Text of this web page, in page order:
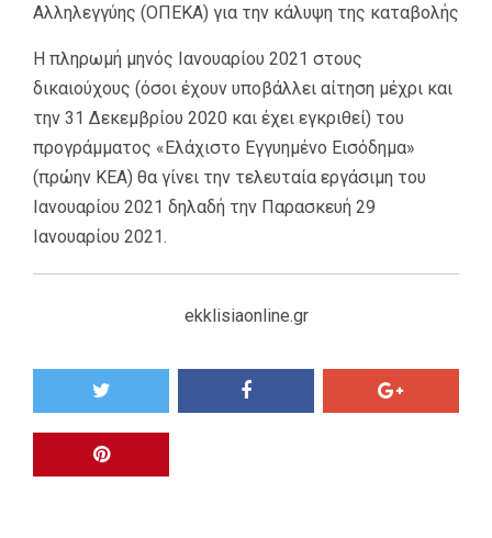
Αλληλεγγύης (ΟΠΕΚΑ) για την κάλυψη της καταβολής
Η πληρωμή μηνός Ιανουαρίου 2021 στους
δικαιούχους (όσοι έχουν υποβάλλει αίτηση μέχρι και
την 31 Δεκεμβρίου 2020 και έχει εγκριθεί) του
προγράμματος «Ελάχιστο Εγγυημένο Εισόδημα»
(πρώην ΚΕΑ) θα γίνει την τελευταία εργάσιμη του
Ιανουαρίου 2021 δηλαδή την Παρασκευή 29
Ιανουαρίου 2021.
ekklisiaonline.gr